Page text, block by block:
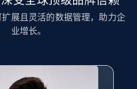
url, Title, Headline, Post
and more.
展且灵活的数据管理，助力企
业增长。